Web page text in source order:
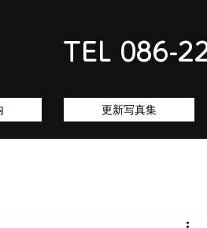
TEL 086-
更新写真集